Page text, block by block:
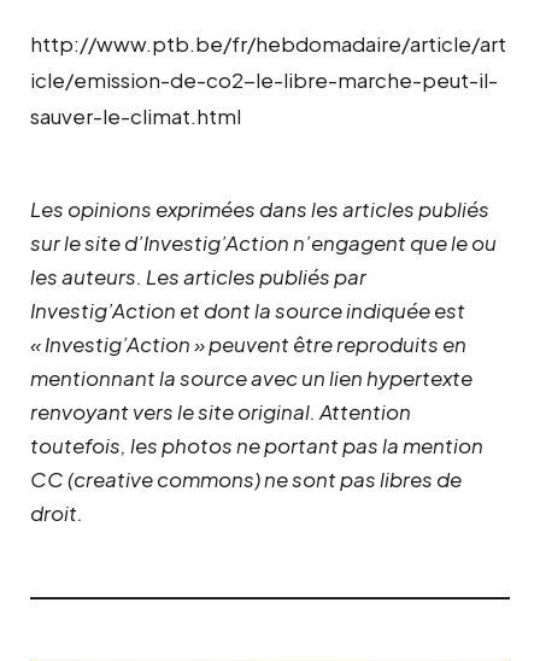
http://www.ptb.be/fr/hebdomadaire/article/art
icle/emission-de-co2-le-libre-marche-peut-il-
sauver-le-climat.html
Les opinions exprimées dans les articles publiés
sur le site d’Investig’Action n’engagent que le ou
les auteurs. Les articles publiés par
Investig’Action et dont la source indiquée est
« Investig’Action » peuvent être reproduits en
mentionnant la source avec un lien hypertexte
renvoyant vers le site original. Attention
toutefois, les photos ne portant pas la mention
CC (creative commons) ne sont pas libres de
droit.